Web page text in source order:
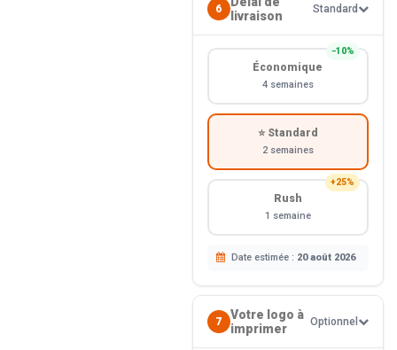
6
livraison
Standard
−10%
Économique
4 semaines
⭐ Standard
2 semaines
+25%
Rush
1 semaine
Date estimée : 20 août 2026
7
Votre logo à
imprimer
Optionnel